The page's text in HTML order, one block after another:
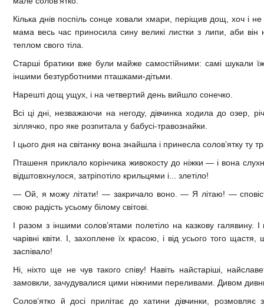
Кілька днів поспіль сонце ховали хмари, періщив дощ, хоч і
мама весь час приносила сину великі листки з липи, аби він
теплом свого тіла.
Старші братики вже були майже самостійними: самі шукали
іншими безтурботними пташками-дітьми.
Нарешті дощ ущух, і на четвертий день вийшло сонечко.
Всі ці дні, незважаючи на негоду, дівчинка ходила до озер,
зіллячко, про яке розпитала у бабусі-травознайки.
І цього дня на світанку вона знайшла і принесла солов’ятку ту
Пташеня приклало корінчика живокосту до ніжки — і вона
відштовхнулося, затріпотіло крильцями і... злетіло!
— Ой, я можу літати! — закричало воно. — Я літаю! —
свою радість усьому білому світові.
І разом з іншими солов’ятами полетіло на казкову галявину. І
чарівні квіти. І, захоплене їх красою, і від усього того
заспівало!
Ні, ніхто ще не чув такого співу! Навіть найстаріші,
замовкли, зачудувалися цими ніжними переливами. Дивом
Солов’ятко й досі прилітає до хатини дівчинки,